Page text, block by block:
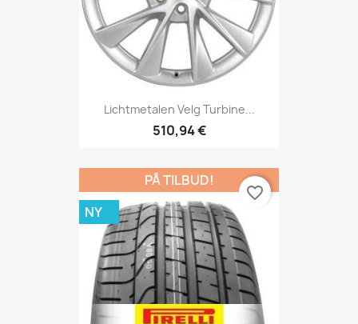
Lichtmetalen Velg Turbine...
510,94 €
PÅ TILBUD!
NY
favorite_border